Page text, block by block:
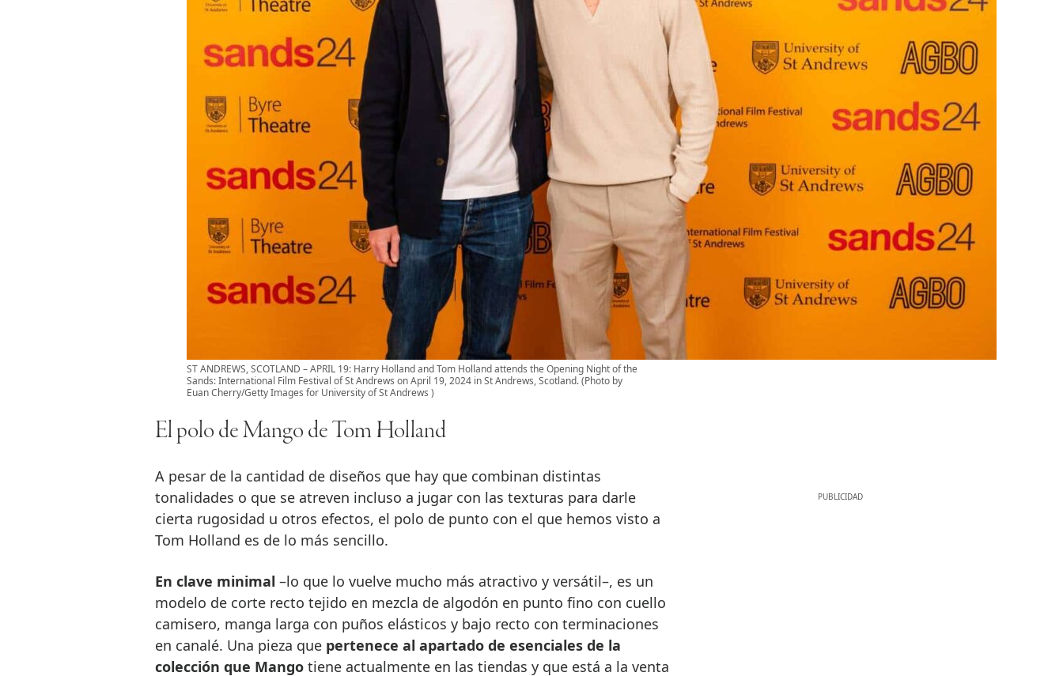
ST ANDREWS, SCOTLAND – APRIL 19: Harry Holland and Tom Holland attends the Opening Night of the
Sands: International Film Festival of St Andrews on April 19, 2024 in St Andrews, Scotland. (Photo by
Euan Cherry/Getty Images for University of St Andrews )
El polo de Mango de Tom Holland
A pesar de la cantidad de diseños que hay que combinan distintas
tonalidades o que se atreven incluso a jugar con las texturas para darle
cierta rugosidad u otros efectos, el polo de punto con el que hemos visto a
Tom Holland es de lo más sencillo.
En clave minimal –lo que lo vuelve mucho más atractivo y versátil–, es un
modelo de corte recto tejido en mezcla de algodón en punto fino con cuello
camisero, manga larga con puños elásticos y bajo recto con terminaciones
en canalé. Una pieza que pertenece al apartado de esenciales de la
colección que Mangotiene actualmente en las tiendas y que está a la venta